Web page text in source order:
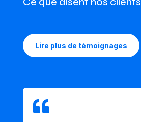
Lire plus de témoignages
